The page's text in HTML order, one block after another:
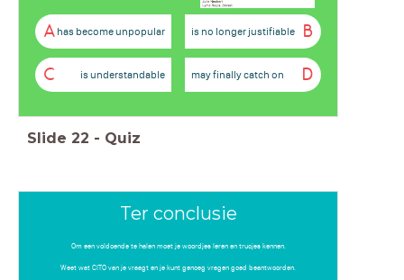
A has become unpopular B
is no longer justifiable
C is understandable D
may finally catch on
Slide 22 - Quiz
Ter conclusie
Om een voldoende te halen moet je woordjes leren en trucjes kennen.
Weet wat CITO van je vraagt en je kunt genoeg vragen goed beantwoorden.